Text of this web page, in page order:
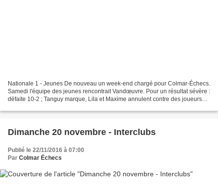
Nationale 1 - Jeunes De nouveau un week-end chargé pour Colmar-Échecs.
Samedi l'équipe des jeunes rencontrait Vandœuvre. Pour un résultat sévère :
défaite 10-2 ; Tanguy marque, Lila et Maxime annulent contre des joueurs
Dimanche 20 novembre - Interclubs
Publié le 22/11/2016 à 07:00
Par Colmar Échecs